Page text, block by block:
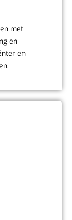
met
en
en